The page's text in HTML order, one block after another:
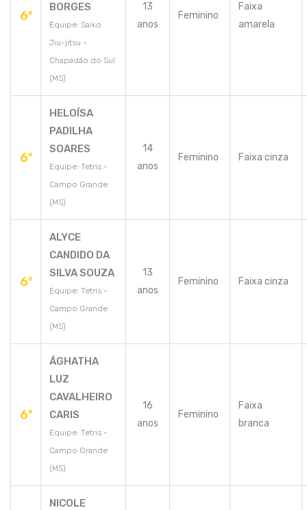
6º
BORGES
Equipe: Saiko
Jiu-jitsu -
Chapadão do Sul
(MS)
13
anos
Feminino
Faixa
amarela
6º
HELOÍSA
PADILHA
SOARES
Equipe: Tetris -
Campo Grande
(MS)
14
anos
Feminino Faixa cinza
6º
ALYCE
CANDIDO DA
SILVA SOUZA
Equipe: Tetris -
Campo Grande
(MS)
13
anos
Feminino Faixa cinza
6º
ÁGHATHA
LUZ
CAVALHEIRO
CARIS
Equipe: Tetris -
Campo Grande
(MS)
16
anos
Feminino
Faixa
branca
NICOLE